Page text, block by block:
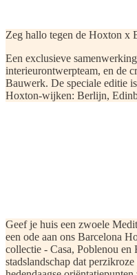
Zeg hallo tegen de Hoxton x
Een exclusieve
interieurontwerpteam, en de
Bauwerk. De speciale editie
Hoxton-wijken: Berlijn,
Geef je huis een zwoele
een ode aan ons Barcelona
collectie - Casa, Poblenou
stadslandschap dat